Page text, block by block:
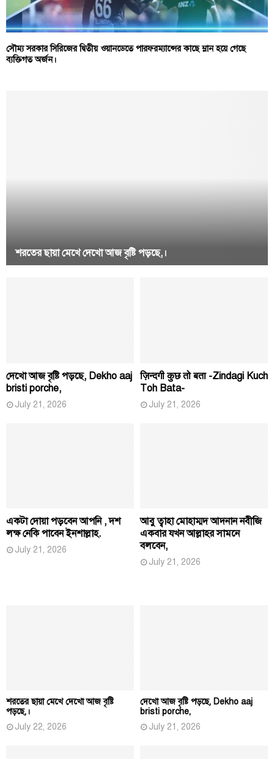
সৌম্য সরকার সিরিজের দ্বিতীয় ওয়ানডেতে পারফরম্যান্সের কাছে ম্লান হয়ে গেছে
ব্যক্তিগত অর্জন।
শরতের ছায়া মেখে দেখো আজ বৃষ্টি পড়ছে,।
দেখো আজ বৃষ্টি পড়ছে, Dekho aaj
bristi porche,
July 21, 2026
ज़िन्दगी कुछ तो बता -Zindagi Kuch
Toh Bata-
July 21, 2026
একটা দোয়া পড়বেন আপনি , দশ
লক্ষ নেকি পাবেন ইনশাল্লাহ.
July 21, 2026
আবু ত্বাহা মোহাম্মদ আদনান নবীজি
একবার যখন আল্লাহর সামনে
বলবেন,
July 21, 2026
শরতের ছায়া মেখে দেখো আজ বৃষ্টি
পড়ছে,।
July 22, 2026
দেখো আজ বৃষ্টি পড়ছে, Dekho aaj
bristi porche,
July 21, 2026